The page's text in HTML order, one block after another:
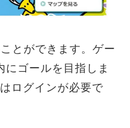
とができます。ゲー
にゴールを目指しま
ログインが必要で